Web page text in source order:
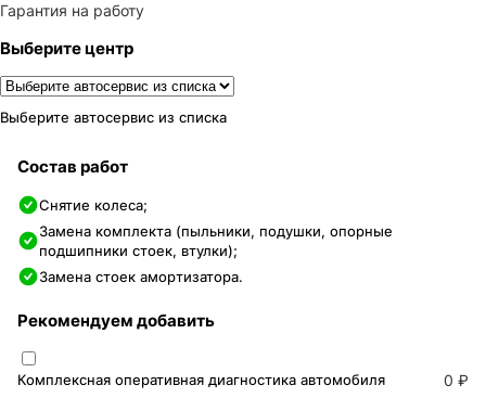
Гарантия на работу
Выберите центр
Выберите автосервис из списка
Состав работ
Снятие колеса;
Замена комплекта (пыльники, подушки, опорные
подшипники стоек, втулки);
Замена стоек амортизатора.
Рекомендуем добавить
Комплексная оперативная диагностика автомобиля 0 ₽